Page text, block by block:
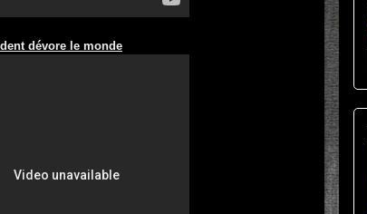
dévore le monde